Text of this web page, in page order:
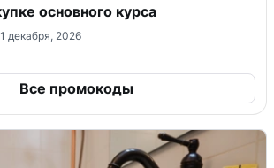
основного курса
декабря, 2026
Все промокоды